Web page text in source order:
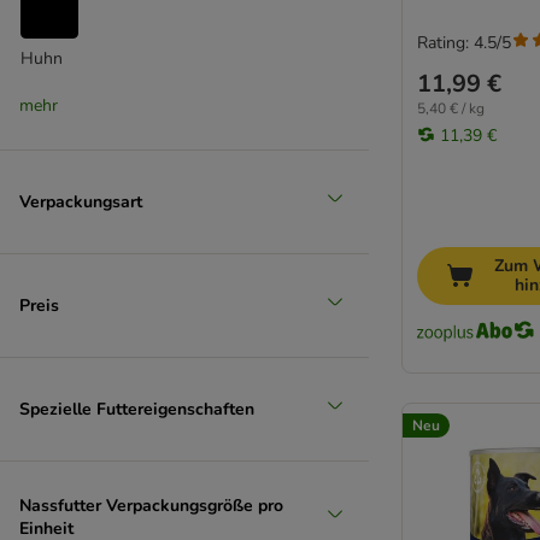
James Wellbeloved
JosiDog
Lukullus Menu Gustico
Natural Trainer
Pedigree
Rafi
Huhn
Lamm
mehr
Verpackungsart
Preis
Spezielle Futtereigenschaften
Nassfutter Verpackungsgröße pro
Einheit
11,99 €
5,40 € / kg
11,39 €
Rating: 4.5/5
Zum
Neu